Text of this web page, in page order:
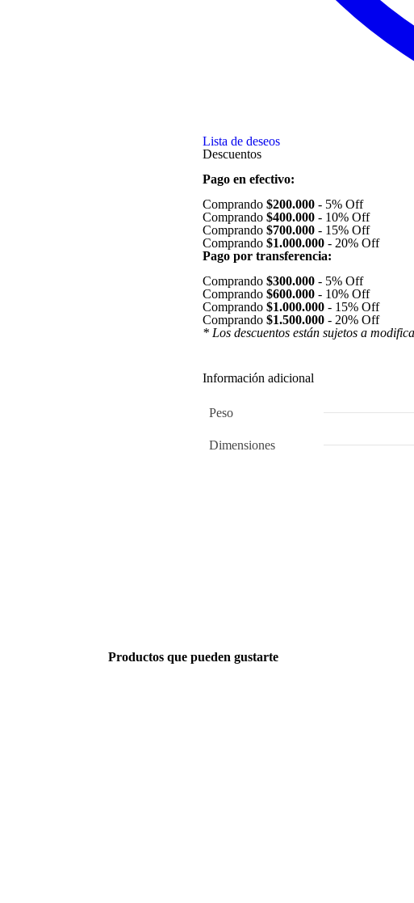
Lista de deseos
Descuentos
Pago en efectivo:
Comprando $200.000 - 5% Off
Comprando $400.000 - 10% Off
Comprando $700.000 - 15% Off
Comprando $1.000.000 - 20% Off
Pago por transferencia:
Comprando $300.000 - 5% Off
Comprando $600.000 - 10% Off
Comprando $1.000.000 - 15% Off
Comprando $1.500.000 - 20% Off
* Los descuentos están sujetos a
Información adicional
Peso
Dimensiones
Productos que pueden gustarte